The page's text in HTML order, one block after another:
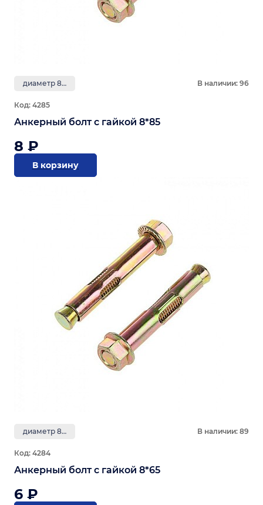
диаметр 8 мм В наличии: 96
Код: 4285
Анкерный болт с гайкой 8*85
8 ₽
В корзину
диаметр 8 мм В наличии: 89
Код: 4284
Анкерный болт с гайкой 8*65
6 ₽